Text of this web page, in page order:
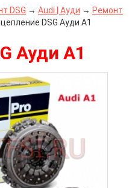
DSG → Audi | Ауди → Ремонт
DSG Ауди А1
Ауди А1